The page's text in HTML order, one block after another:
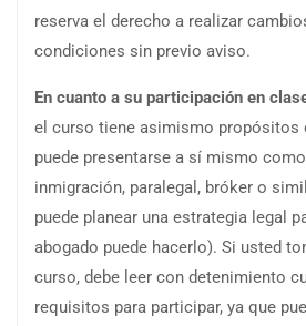
reserva el derecho a realizar
condiciones sin previo aviso.
En cuanto a su participación en
el curso tiene asimismo propósitos
puede presentarse a sí mismo
inmigración, paralegal, bróker o
puede planear una estrategia legal
abogado puede hacerlo). Si usted
curso, debe leer con detenimiento
requisitos para participar, ya que